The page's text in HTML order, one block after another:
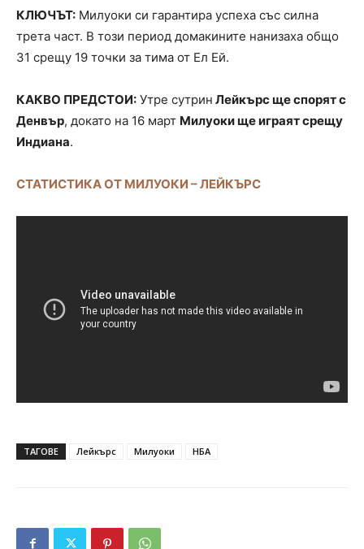
КЛЮЧЪТ: Милуоки си гарантира успеха със силна
трета част. В този период домакините нанизаха общо
31 срещу 19 точки за тима от Ел Ей.
КАКВО ПРЕДСТОИ: Утре сутрин Лейкърс ще спорят с
Денвър, докато на 16 март Милуоки ще играят срещу
Индиана.
СТАТИСТИКА ОТ МИЛУОКИ – ЛЕЙКЪРС
ТАГОВЕ Лейкърс Милуоки НБА